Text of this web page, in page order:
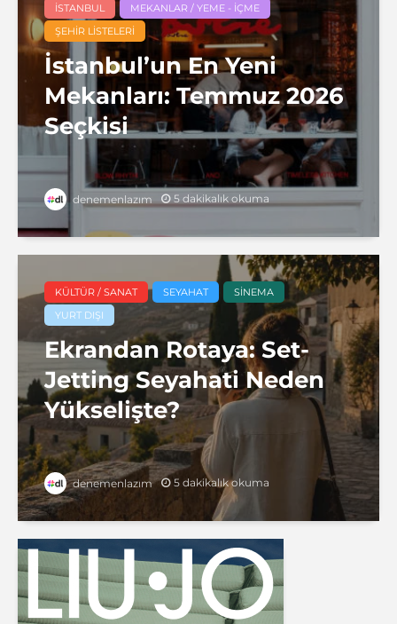
İSTANBUL
MEKANLAR / YEME - İÇME
ŞEHIR LISTELERI
İstanbul’un En Yeni
Mekanları: Temmuz 2026
Seçkisi
denemenlazım 5 dakikalık okuma
KÜLTÜR / SANAT SEYAHAT
SINEMA
YURT DIŞI
Ekrandan Rotaya: Set-
Jetting Seyahati Neden
Yükselişte?
denemenlazım 5 dakikalık okuma